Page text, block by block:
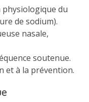
du
de sodium).
nasale,
soutenue.
et à la prévention.